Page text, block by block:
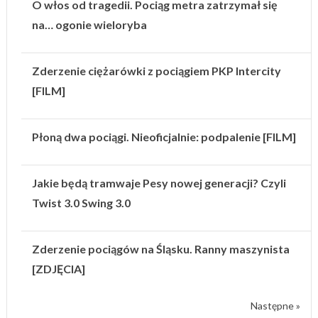
O włos od tragedii. Pociąg metra zatrzymał się
na… ogonie wieloryba
Zderzenie ciężarówki z pociągiem PKP Intercity
[FILM]
Płoną dwa pociągi. Nieoficjalnie: podpalenie [FILM]
Jakie będą tramwaje Pesy nowej generacji? Czyli
Twist 3.0 Swing 3.0
Zderzenie pociągów na Śląsku. Ranny maszynista
[ZDJĘCIA]
Następne »